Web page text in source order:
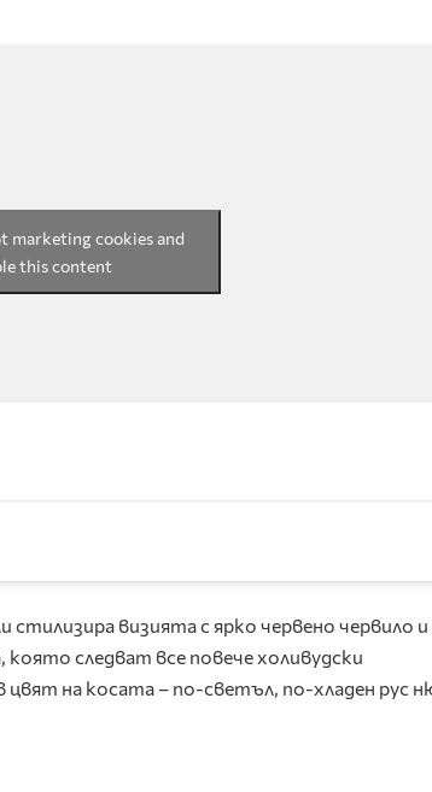
marketing cookies and
this content
визията с ярко червено червило и
следват все повече холивудски
на косата – по-светъл, по-хладен рус